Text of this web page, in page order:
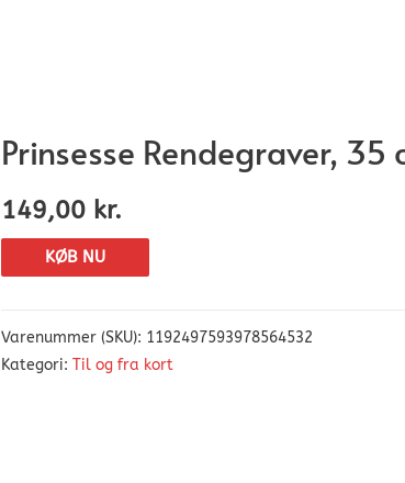
Prinsesse Rendegraver, 35
149,00 kr.
KØB NU
Varenummer (SKU): 1192497593978564532
Kategori: Til og fra kort